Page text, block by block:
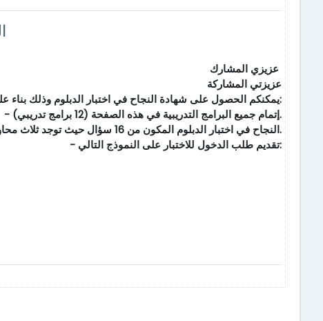
عزيزتي المشاركة
يمكنكم الحصول على شهادة النجاح في اختبار الدبلوم وذلك بناء على الشروط التالية:
- إتمام جميع البرامج التدريبية في هذه الصفحة (12 برامج تدريبي).
- النجاح في اختبار الدبلوم المكون من 16 سؤال حيث توجد ثلاث محاولات فقط لأداء الاختبار.
- تقديم طلب الدخول للاختبار على النموذج التالي: